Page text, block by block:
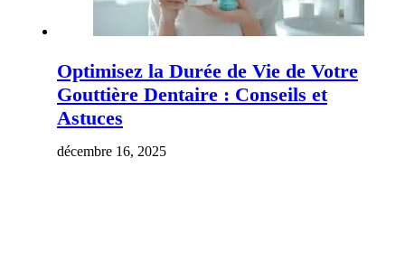
Optimisez la Durée de Vie de Votre
Gouttière Dentaire : Conseils et
Astuces
décembre 16, 2025